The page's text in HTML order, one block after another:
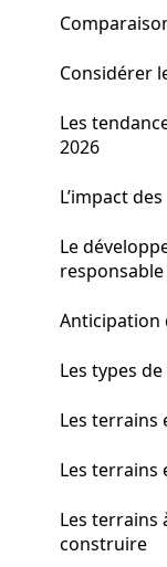
Considérer
Les
2026
L’impact
Le
responsable
Anticipation
Les types
Les terrains
Les terrains
Les terrains
construire